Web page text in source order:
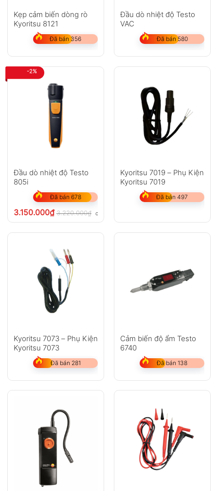
Kẹp cảm biến dòng rò
Kyoritsu 8121
Đã bán 356
Đầu dò nhiệt độ Testo
VAC
Đã bán 580
-2%
Đầu dò nhiệt độ Testo
805i
Đã bán 678
3.150.000₫ 3.220.000₫ chưa VAT 8%
Kyoritsu 7019 – Phụ Kiện
Kyoritsu 7019
Đã bán 497
Kyoritsu 7073 – Phụ Kiện
Kyoritsu 7073
Đã bán 281
Cảm biến độ ẩm Testo
6740
Đã bán 138